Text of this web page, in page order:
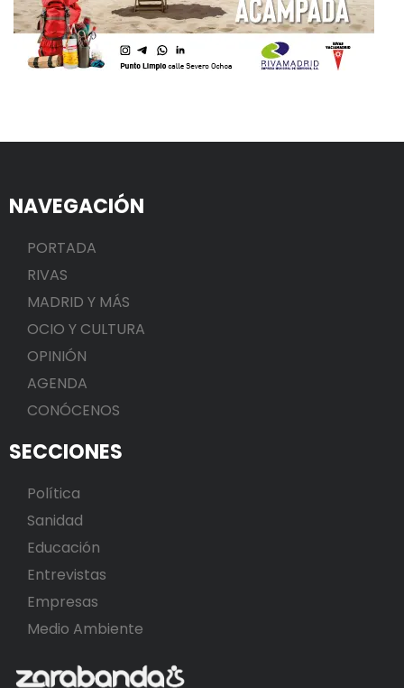
NAVEGACIÓN
PORTADA
RIVAS
MADRID Y MÁS
OCIO Y CULTURA
OPINIÓN
AGENDA
CONÓCENOS
SECCIONES
Política
Sanidad
Educación
Entrevistas
Empresas
Medio Ambiente